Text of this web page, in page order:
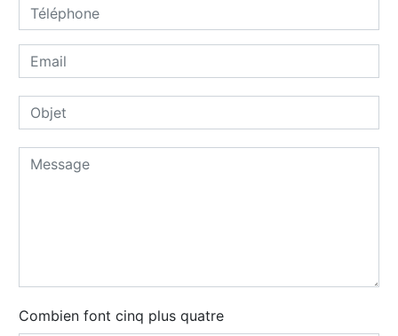
Combien font cinq plus quatre